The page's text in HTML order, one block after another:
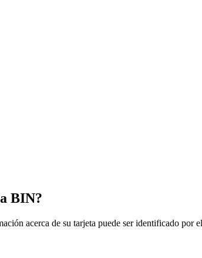
BIN?
acerca de su tarjeta puede ser identificado por